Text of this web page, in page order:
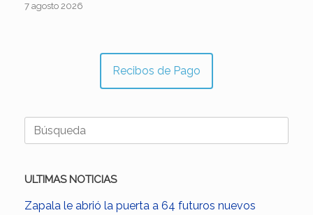
7 agosto 2026
Recibos de Pago
Buscar:
ULTIMAS NOTICIAS
Zapala le abrió la puerta a 64 futuros nuevos